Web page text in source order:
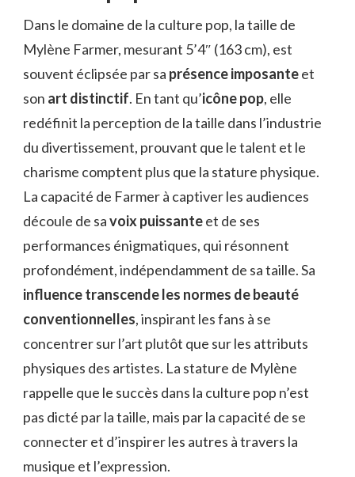
Dans le domaine de la culture pop, la taille de
Mylène Farmer, mesurant 5’4″ (163 cm), est
souvent éclipsée par sa présence imposanteet
son art distinctif. En tant qu’icône pop, elle
redéfinit la perception de la taille dans l’industrie
du divertissement, prouvant que le talent et le
charisme comptent plus que la stature physique.
La capacité de Farmer à captiver les audiences
découle de savoix puissanteet de ses
performances énigmatiques, qui résonnent
profondément, indépendamment de sa taille. Sa
influence transcende les normes de beauté
conventionnelles, inspirant les fans à se
concentrer sur l’art plutôt que sur les attributs
physiques des artistes. La stature de Mylène
rappelle que le succès dans la culture pop n’est
pas dicté par la taille, mais par la capacité de se
connecter et d’inspirer les autres à travers la
musique et l’expression.